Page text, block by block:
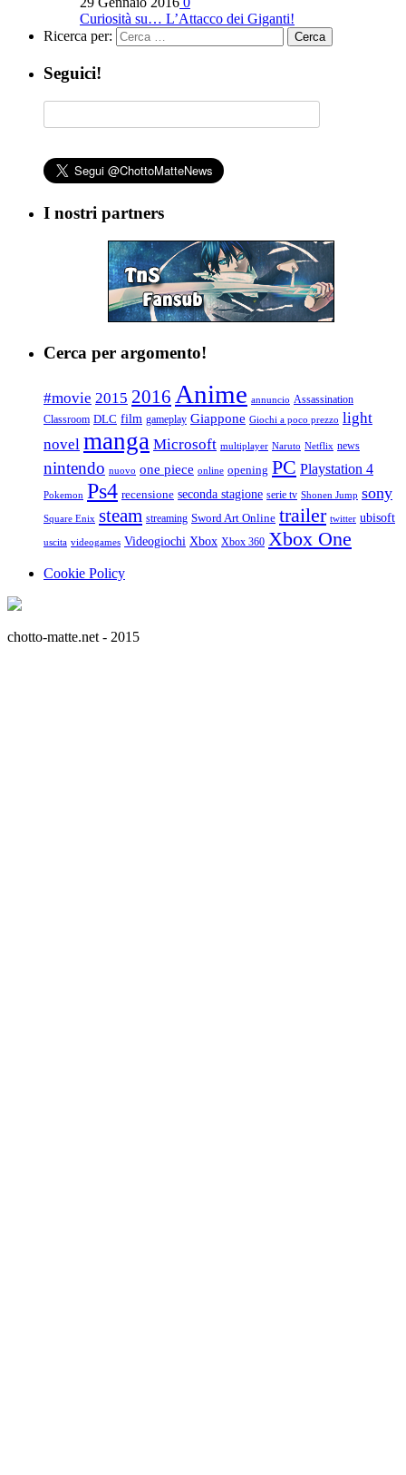
Curiosità su… L’Attacco dei Giganti!
Ricerca per:
Seguici!
I nostri partners
Cerca per argomento!
#movie 2015 2016 Anime annuncio Assassination
Classroom DLC film gameplay Giappone Giochi a poco prezzo light
novel manga Microsoft multiplayer Naruto Netflix news
nintendo nuovo one piece online opening PC Playstation 4
Pokemon Ps4 recensione seconda stagione serie tv Shonen Jump sony
Square Enix steam streaming Sword Art Online trailer twitter ubisoft
uscita videogames Videogiochi Xbox Xbox 360 Xbox One
Cookie Policy
chotto-matte.net - 2015